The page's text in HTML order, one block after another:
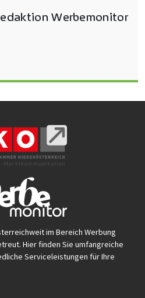
Werbemonitor
im Bereich Werbung
Hier finden Sie umfangreiche
Serviceleistungen für Ihre